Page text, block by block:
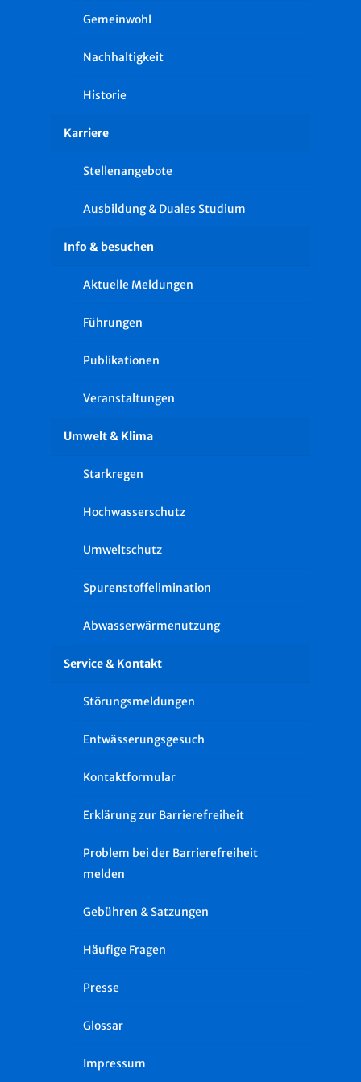
Gemeinwohl
Nachhaltigkeit
Historie
Karriere
Stellenangebote
Ausbildung & Duales Studium
Info & besuchen
Aktuelle Meldungen
Führungen
Publikationen
Veranstaltungen
Umwelt & Klima
Starkregen
Hochwasserschutz
Umweltschutz
Spurenstoffelimination
Abwasserwärmenutzung
Service & Kontakt
Störungsmeldungen
Entwässerungsgesuch
Kontaktformular
Erklärung zur Barrierefreiheit
Problem bei der Barrierefreiheit
melden
Gebühren & Satzungen
Häufige Fragen
Presse
Glossar
Impressum